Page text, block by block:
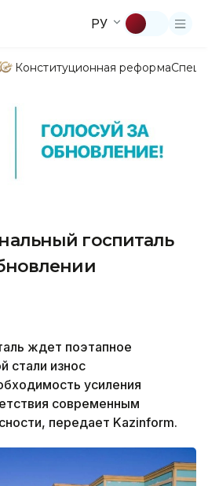
РУ
Конституционная реформа
госпиталь
ждет поэтапное
стали износ
усиления
современным
передает Kazinform.